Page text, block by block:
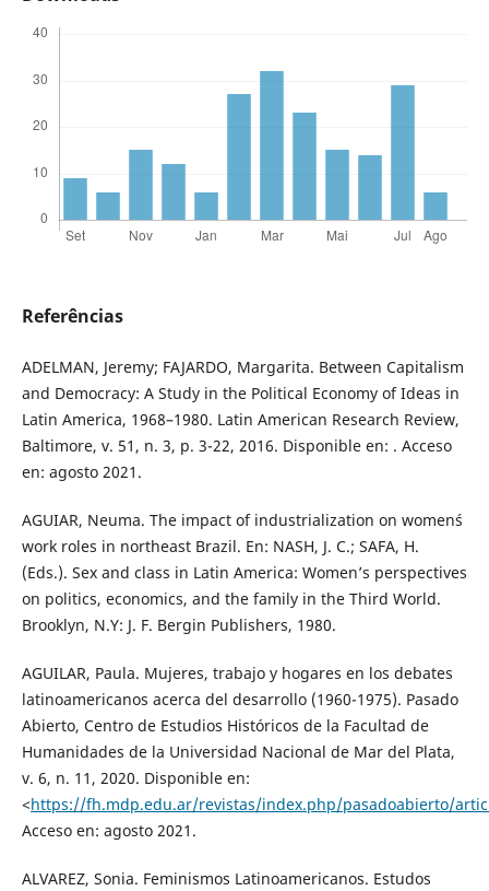
Referências
ADELMAN, Jeremy; FAJARDO, Margarita. Between Capitalism
and Democracy: A Study in the Political Economy of Ideas in
Latin America, 1968–1980. Latin American Research Review,
Baltimore, v. 51, n. 3, p. 3-22, 2016. Disponible en: . Acceso
en: agosto 2021.
AGUIAR, Neuma. The impact of industrialization on women´s
work roles in northeast Brazil. En: NASH, J. C.; SAFA, H.
(Eds.). Sex and class in Latin America: Women’s perspectives
on politics, economics, and the family in the Third World.
Brooklyn, N.Y: J. F. Bergin Publishers, 1980.
AGUILAR, Paula. Mujeres, trabajo y hogares en los debates
latinoamericanos acerca del desarrollo (1960-1975). Pasado
Abierto, Centro de Estudios Históricos de la Facultad de
Humanidades de la Universidad Nacional de Mar del Plata,
v. 6, n. 11, 2020. Disponible en:
<https://fh.mdp.edu.ar/revistas/index.php/pasadoabierto/
Acceso en: agosto 2021.
ALVAREZ, Sonia. Feminismos Latinoamericanos. Estudos